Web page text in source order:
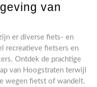
van
er diverse fiets- en
recreatieve fietsers en
Ontdek de prachtige
van Hoogstraten terwijl
wegen fietst of wandelt.